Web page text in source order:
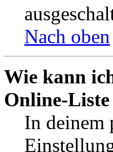
Nach oben
Wie kann
Online-
In deinem